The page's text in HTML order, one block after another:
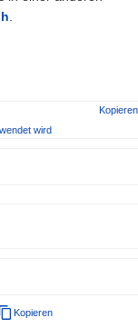
.
Kopieren
wird
Kopieren